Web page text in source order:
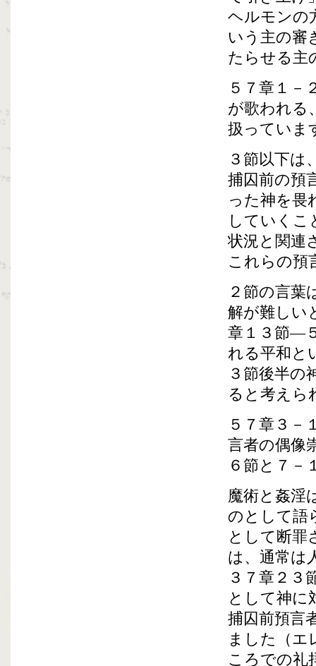
ヘルモンの
いう主の審
たらせる主
５７章１－
が歌われる
扱っていま
３節以下は
捕囚前の預
った神を畏
していくこ
状況と関連
これらの預
２節の言葉
解が難しい
章１３節―
れる平和と
３節後半の
ると考えら
５７章３－
言者の偶像
６節と７－
魔術と姦淫
のとして語
として断罪
は、通常は
３７章２３
として神に
捕囚前預言
ました（エ
ころでの礼